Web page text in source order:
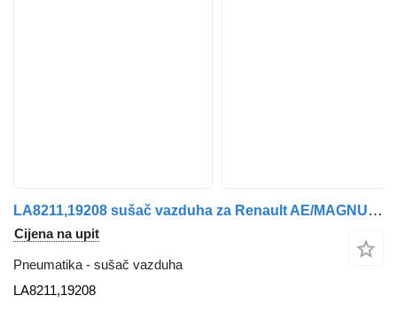
LA8211,19208 sušač vazduha za Renault AE/MAGNUM/PREMIUM/MIDLUM/MAJOR/MIDDLE/KERAX kamiona
Cijena na upit
Pneumatika - sušač vazduha
LA8211,19208